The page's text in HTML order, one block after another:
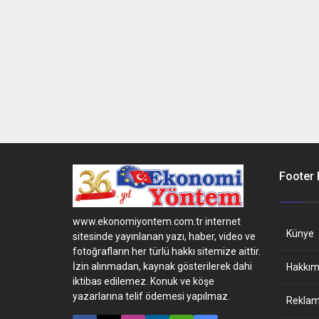
www.ekonomiyontem.com.tr internet
sitesinde yayınlanan yazı, haber, video ve
fotoğrafların her türlü hakkı sitemize aittir.
İzin alınmadan, kaynak gösterilerek dahi
iktibas edilemez. Konuk ve köşe
yazarlarına telif ödemesi yapılmaz.
Footer
Künye